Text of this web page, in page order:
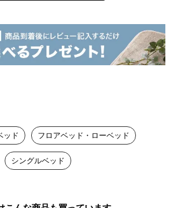
ッド フロアベッド・ローベッド
シングルベッド